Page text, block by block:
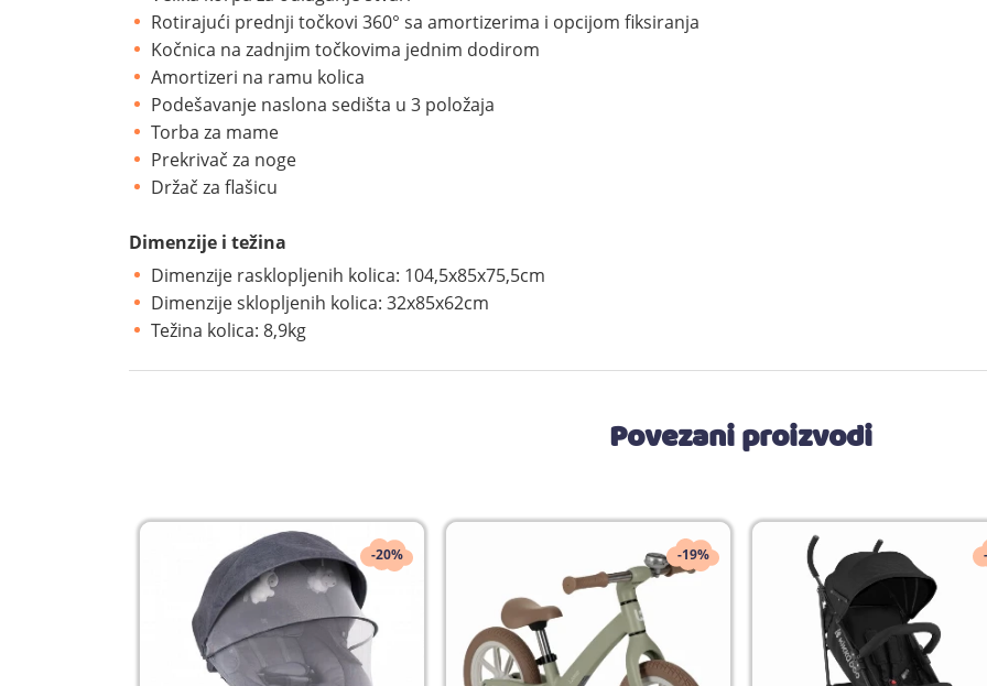
Rotirajući prednji točkovi 360° sa amortizerima i opcijom fiksiranja
Kočnica na zadnjim točkovima jednim dodirom
Amortizeri na ramu kolica
Podešavanje naslona sedišta u 3 položaja
Torba za mame
Prekrivač za noge
Držač za flašicu
Dimenzije i težina
Dimenzije rasklopljenih kolica: 104,5x85x75,5cm
Dimenzije sklopljenih kolica: 32x85x62cm
Težina kolica: 8,9kg
Povezani proizvodi
-20% -19%